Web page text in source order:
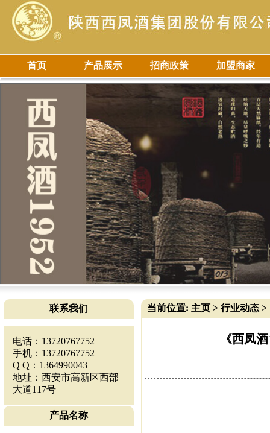
首页 产品展示 招商政策 加盟商家
联系我们
电话：13720767752
手机：13720767752
Q Q：1364990043
地址：西安市高新区西部
大道117号
产品名称
当前位置: 主页 > 行业动态 >
《西凤